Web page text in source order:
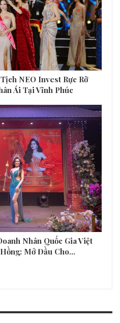
NEO Invest Rực Rỡ
Ái Tại Vĩnh Phúc
Nhân Quốc Gia Việt
Mở Đầu Cho…